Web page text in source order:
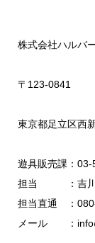
株式会社ハルバ
〒123-0841
東京都足立区西
遊具販売課：
担当 ：吉川（
担当直通 ：
メール ：